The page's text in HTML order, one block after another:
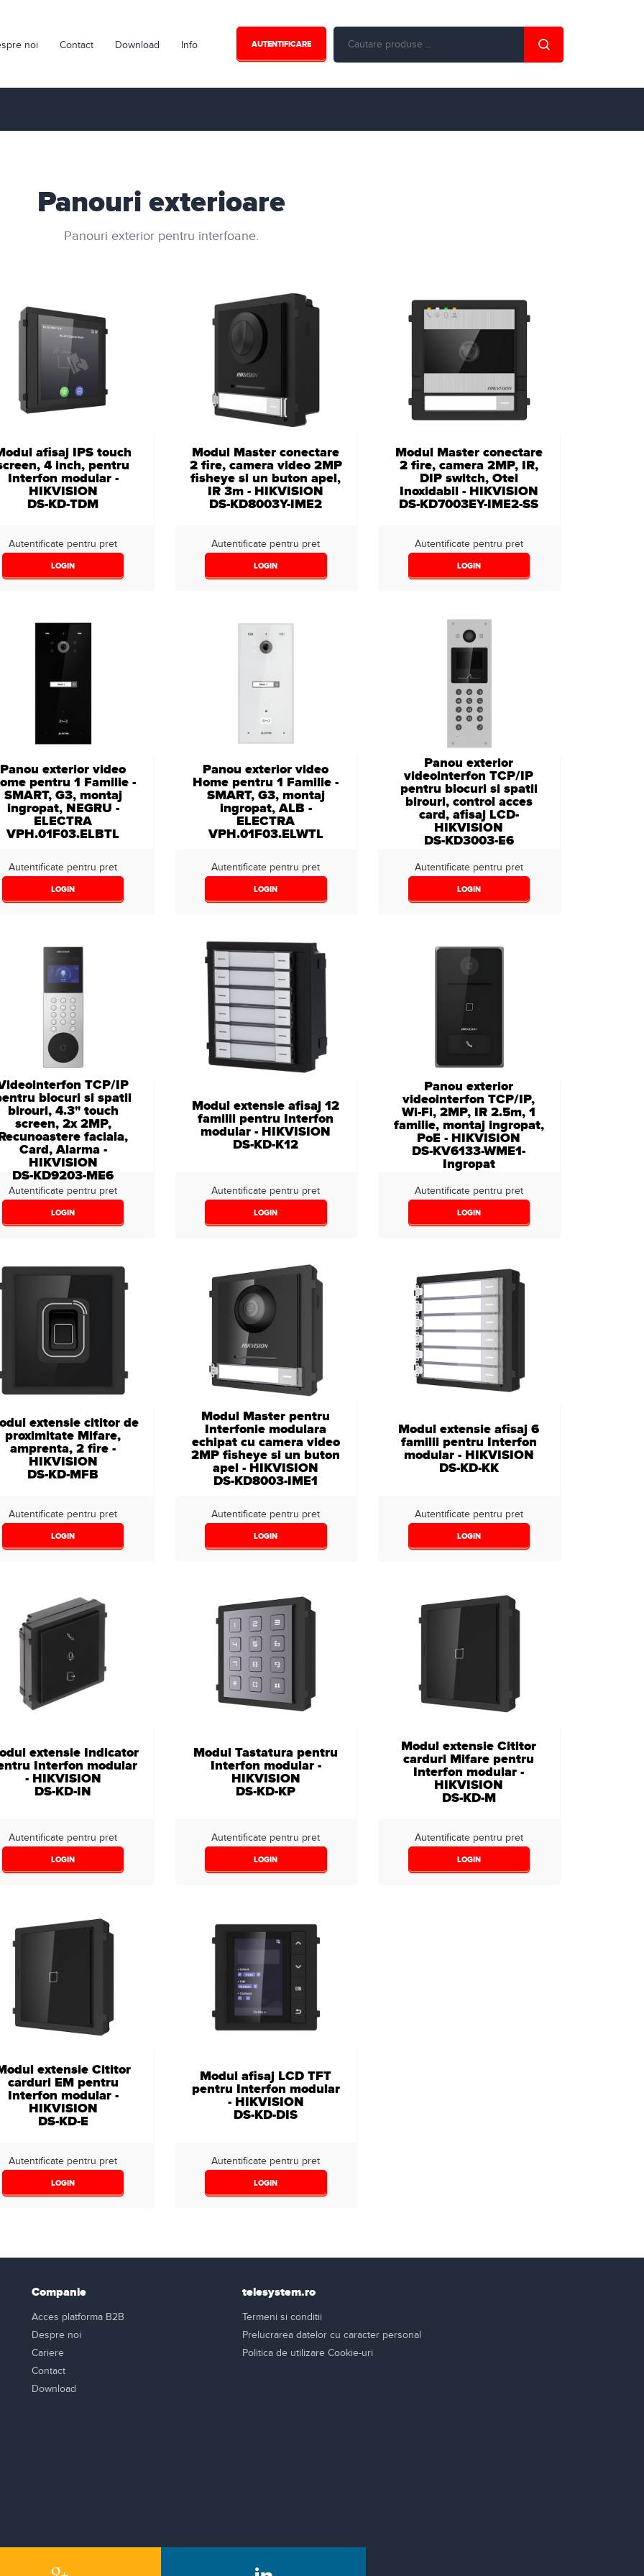
noi Contact Download Info AUTENTIFICARE
Panouri exterioare
Panouri exterior pentru interfoane.
afisaj IPS touch
4 inch, pentru
Interfon modular -
HIKVISION
DS-KD-TDM
Autentificate pentru pret
LOGIN
Modul Master conectare
2 fire, camera video 2MP
fisheye si un buton apel,
IR 3m - HIKVISION
DS-KD8003Y-IME2
Autentificate pentru pret
LOGIN
Modul Master conectare
2 fire, camera 2MP, IR,
DIP switch, Otel
Inoxidabil - HIKVISION
DS-KD7003EY-IME2-SS
Autentificate pentru pret
LOGIN
Panou exterior video
pentru 1 Familie -
SMART, G3, montaj
ingropat, NEGRU -
ELECTRA
VPH.01F03.ELBTL
Autentificate pentru pret
LOGIN
Panou exterior video
Home pentru 1 Familie -
SMART, G3, montaj
ingropat, ALB -
ELECTRA
VPH.01F03.ELWTL
Autentificate pentru pret
LOGIN
Panou exterior
videointerfon TCP/IP
pentru blocuri si spatii
birouri, control acces
card, afisaj LCD-
HIKVISION
DS-KD3003-E6
Autentificate pentru pret
LOGIN
TCP/IP
blocuri si spatii
birouri, 4.3" touch
screen, 2x 2MP,
faciala,
Card, Alarma -
HIKVISION
DS-KD9203-ME6
Autentificate pentru pret
LOGIN
Modul extensie afisaj 12
familii pentru Interfon
modular - HIKVISION
DS-KD-K12
Autentificate pentru pret
LOGIN
Panou exterior
videointerfon TCP/IP,
Wi-Fi, 2MP, IR 2.5m, 1
familie, montaj ingropat,
PoE - HIKVISION
DS-KV6133-WME1-
Ingropat
Autentificate pentru pret
LOGIN
extensie cititor de
proximitate Mifare,
amprenta, 2 fire -
HIKVISION
DS-KD-MFB
Autentificate pentru pret
LOGIN
Modul Master pentru
Interfonie modulara
echipat cu camera video
2MP fisheye si un buton
apel - HIKVISION
DS-KD8003-IME1
Autentificate pentru pret
LOGIN
Modul extensie afisaj 6
familii pentru Interfon
modular - HIKVISION
DS-KD-KK
Autentificate pentru pret
LOGIN
extensie Indicator
Interfon modular
- HIKVISION
DS-KD-IN
Autentificate pentru pret
LOGIN
Modul Tastatura pentru
Interfon modular -
HIKVISION
DS-KD-KP
Autentificate pentru pret
LOGIN
Modul extensie Cititor
carduri Mifare pentru
Interfon modular -
HIKVISION
DS-KD-M
Autentificate pentru pret
LOGIN
extensie Cititor
carduri EM pentru
Interfon modular -
HIKVISION
DS-KD-E
Autentificate pentru pret
LOGIN
Modul afisaj LCD TFT
pentru Interfon modular
- HIKVISION
DS-KD-DIS
Autentificate pentru pret
LOGIN
Companie
Acces platforma B2B
Despre noi
Cariere
Contact
Download
telesystem.ro
Termeni si conditii
Prelucrarea datelor cu caracter personal
Politica de utilizare Cookie-uri